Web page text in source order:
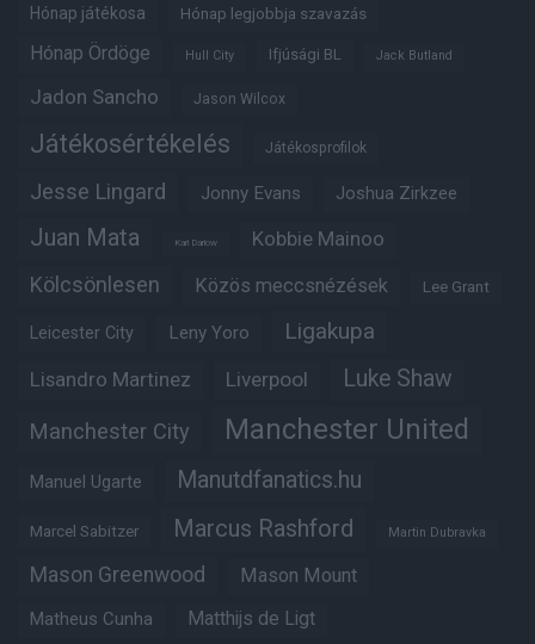
Hónap játékosa Hónap legjobbja szavazás
Hónap Ördöge Hull City Ifjúsági BL Jack Butland
Jadon Sancho Jason Wilcox
Játékosértékelés Játékosprofilok
Jesse Lingard Jonny Evans Joshua Zirkzee
Juan Mata Karl Darlow Kobbie Mainoo
Kölcsönlesen Közös meccsnézések Lee Grant
Leicester City Leny Yoro Ligakupa
Lisandro Martinez Liverpool Luke Shaw
Manchester City Manchester United
Manuel Ugarte Manutdfanatics.hu
Marcel Sabitzer Marcus Rashford Martin Dubravka
Mason Greenwood Mason Mount
Matheus Cunha Matthijs de Ligt